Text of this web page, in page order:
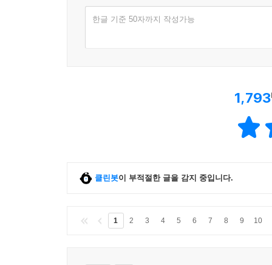
한글 기준 50자까지 작성가능
1,793
클린봇이 부적절한 글을 감지 중입니다.
1 2 3 4 5 6 7 8 9 10